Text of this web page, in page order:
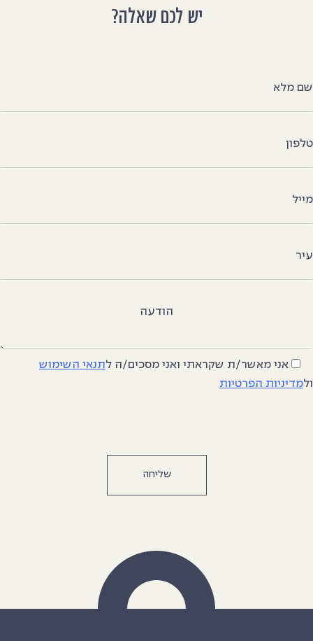
יש לכם שאלה?
שם מלא
טלפון
מייל
עיר
הודעה
אני מאשר/ת שקראתי ואני מסכים/ה לתנאי השימוש
ולמדיניות הפרטיות